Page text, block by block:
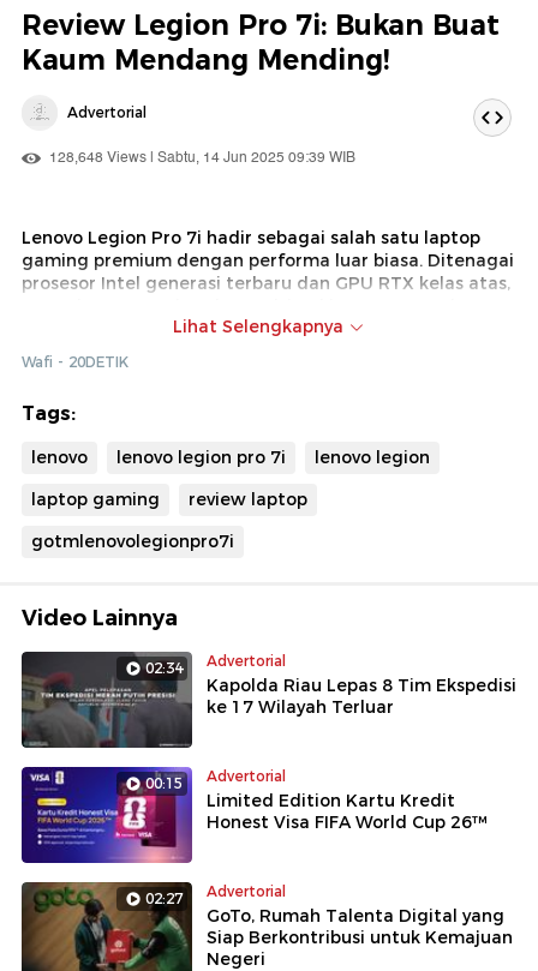
Berhenti
Suara
Hidup
Review Legion Pro 7i: Bukan Buat
Kaum Mendang Mending!
Advertorial
128,648 Views | Sabtu, 14 Jun 2025 09:39 WIB
Lenovo Legion Pro 7i hadir sebagai salah satu laptop
gaming premium dengan performa luar biasa. Ditenagai
prosesor Intel generasi terbaru dan GPU RTX kelas atas,
tanpa hambatan. Desainnya kokoh, elegan, dan penuh
fitur yang memanjakan gamer profesional. Simak ulasan
lengkapnya untuk tahu apakah laptop ini layak jadi
Lihat Selengkapnya
Wafi - 20DETIK
Tags:
lenovo lenovo legion pro 7i
lenovo legion
laptop gaming
review laptop
gotmlenovolegionpro7i
Video Lainnya
02:34 Advertorial
Kapolda Riau Lepas 8 Tim Ekspedisi
ke 17 Wilayah Terluar
00:15 Advertorial
Limited Edition Kartu Kredit
Honest Visa FIFA World Cup 26™️
02:27 Advertorial
GoTo, Rumah Talenta Digital yang
Siap Berkontribusi untuk Kemajuan
Negeri